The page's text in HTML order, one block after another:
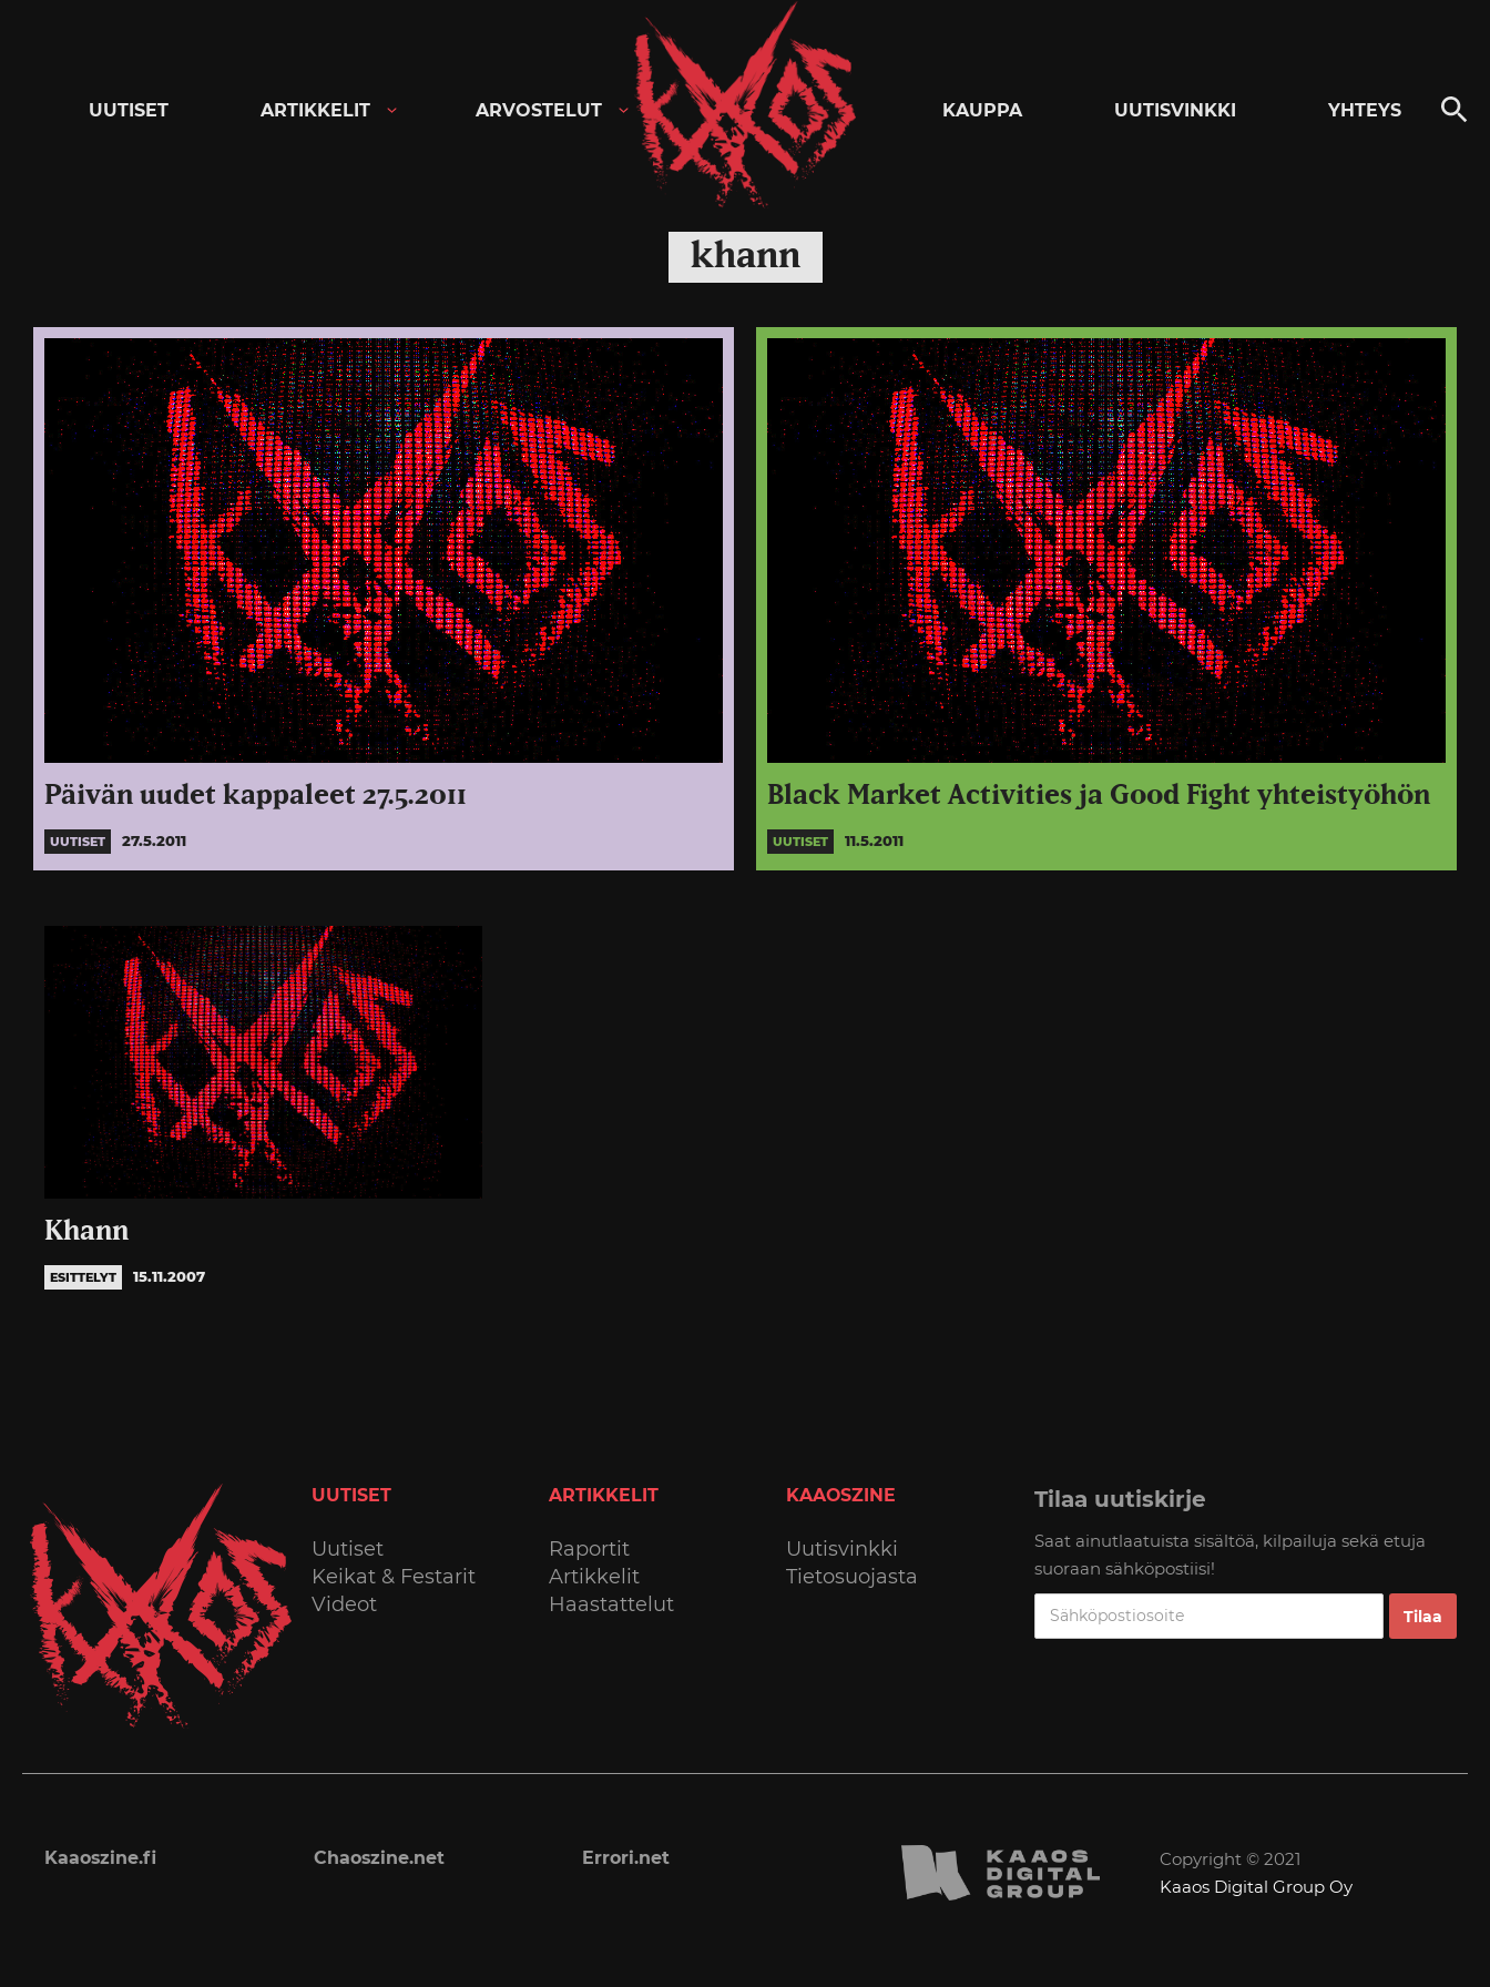
Kaaoszine
UUTISET ARTIKKELIT ARVOSTELUT KAUPPA UUTISVINKKI YHTEYS
khann
Päivän uudet kappaleet 27.5.2011
UUTISET 27.5.2011
Black Market Activities ja Good Fight yhteistyöhön
UUTISET 11.5.2011
Khann
ESITTELYT 15.11.2007
UUTISET
Uutiset
Keikat & Festarit
Videot
ARTIKKELIT
Raportit
Artikkelit
Haastattelut
KAAOSZINE
Uutisvinkki
Tietosuojasta
Tilaa uutiskirje
Saat ainutlaatuista sisältöä, kilpailuja sekä etuja
suoraan sähköpostiisi!
Kaaoszine.fi Chaoszine.net Errori.net
Copyright © 2021
Kaaos Digital Group Oy